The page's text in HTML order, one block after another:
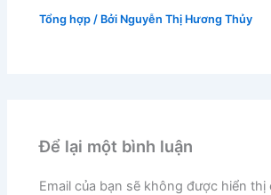
Tổng hợp / Bởi Nguyễn Thị Hương Thủy
Để lại một bình luận
Email của bạn sẽ không được hiển thị